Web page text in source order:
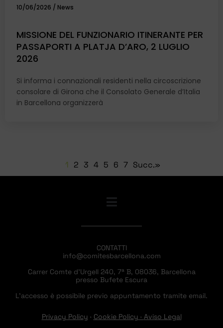
10/06/2026 / News
MISSIONE DEL FUNZIONARIO ITINERANTE PER
PASSAPORTI A PLATJA D’ARO, 2 LUGLIO
2026
Si informa i connazionali residenti nella circoscrizione
consolare di Girona che il Consolato Generale d’Italia
in Barcellona organizzerà
1 2 3 4 5 6 7 Succ.»
CONTATTI
info@comitesbarcellona.com
Carrer Comte d’Urgell 240, 7ª B, 08036, Barcellona
presso Bufete Escura
L’accesso è possibile previo appuntamento tramite email.
Privacy Policy · Cookie Policy · Aviso Legal